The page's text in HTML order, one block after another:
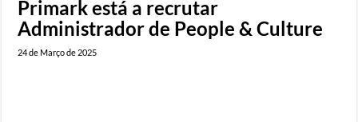
Primark está a recrutar
Administrador de People & Culture
24 de Março de 2025